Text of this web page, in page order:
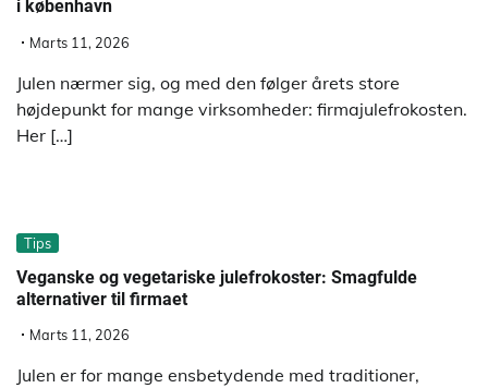
i københavn
Marts 11, 2026
Julen nærmer sig, og med den følger årets store
højdepunkt for mange virksomheder: firmajulefrokosten.
Her […]
Tips
Veganske og vegetariske julefrokoster: Smagfulde
alternativer til firmaet
Marts 11, 2026
Julen er for mange ensbetydende med traditioner,